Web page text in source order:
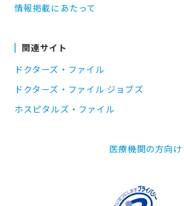
情報掲載にあたって
関連サイト
ドクターズ・ファイル
ドクターズ・ファイル ジョブズ
ホスピタルズ・ファイル
医療機関の方向